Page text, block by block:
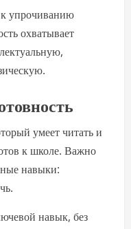
упрочиванию
охватывает
умеет читать и
к школе. Важно
навыки:
навык, без